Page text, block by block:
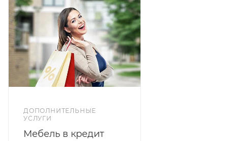
ДОПОЛНИТЕЛЬНЫЕ
УСЛУГИ
Мебель в кредит